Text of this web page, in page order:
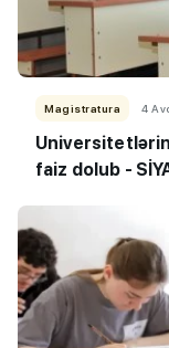
Magistratura 4
faiz dolub -